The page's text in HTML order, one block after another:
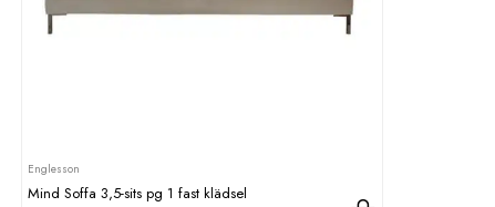
Englesson
Mind Soffa 3,5-sits pg 1 fast klädsel